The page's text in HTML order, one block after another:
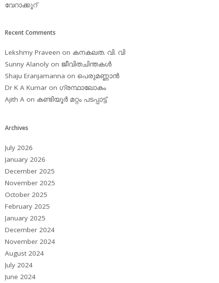
വേറാക്കൂറ്
Recent Comments
Lekshmy Praveen on കനകലത. വി. വി
Sunny Alanoly on ജീവിതചിന്തകള്‍
Shaju Eranjamanna on പെരുമണ്ണാന്‍
Dr K A Kumar on ഗ്രന്ഥാലോകം
Ajith A on കണ്ടിയൂര്‍ മറ്റം പടപ്പാട്ട്‌
Archives
July 2026
January 2026
December 2025
November 2025
October 2025
February 2025
January 2025
December 2024
November 2024
August 2024
July 2024
June 2024